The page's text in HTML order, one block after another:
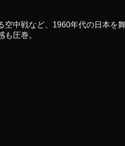
中戦など、1960年代の日本を
圧巻。